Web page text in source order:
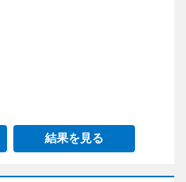
結果を見る